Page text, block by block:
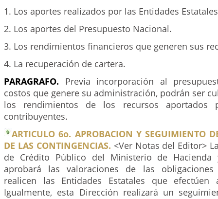
1. Los aportes realizados por las Entidades
2. Los aportes del Presupuesto Nacional.
3. Los rendimientos financieros que generen sus
4. La recuperación de cartera.
PARAGRAFO. Previa incorporación al
costos que genere su administración, podrán ser
los rendimientos de los recursos aportados
contribuyentes.
ARTICULO 6o. APROBACION Y SEGUIMIENTO
DE LAS CONTINGENCIAS. <Ver Notas del Editor>
de Crédito Público del Ministerio de Hacienda
aprobará las valoraciones de las obligaciones
realicen las Entidades Estatales que efectúen
Igualmente, esta Dirección realizará un